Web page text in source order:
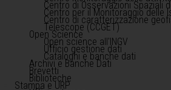
Centro di Osservazioni Spaziali
Centro per il Monitoraggio delle
Centro di caratterizzazione
Telescope (CCGET)
Open Science
Open science all'INGV
Ufficio gestione dati
Cataloghi e banche dati
Archivi e Banche Dati
Brevetti
Biblioteche
Stampa e URP